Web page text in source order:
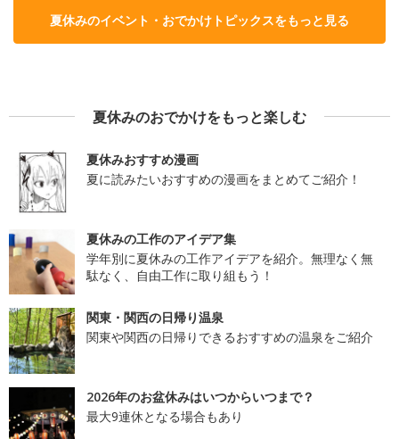
夏休みのイベント・おでかけトピックスをもっと見る
夏休みのおでかけをもっと楽しむ
夏休みおすすめ漫画
夏に読みたいおすすめの漫画をまとめてご紹介！
夏休みの工作のアイデア集
学年別に夏休みの工作アイデアを紹介。無理なく無
駄なく、自由工作に取り組もう！
関東・関西の日帰り温泉
関東や関西の日帰りできるおすすめの温泉をご紹介
2026年のお盆休みはいつからいつまで？
最大9連休となる場合もあり